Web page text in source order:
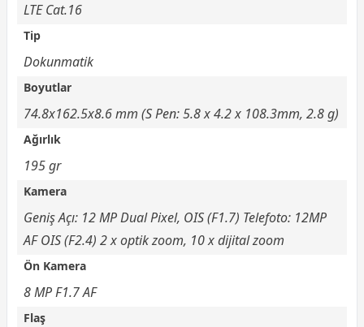
LTE Cat.16
Tip
Dokunmatik
Boyutlar
74.8x162.5x8.6 mm (S Pen: 5.8 x 4.2 x 108.3mm, 2.8 g)
Ağırlık
195 gr
Kamera
Geniş Açı: 12 MP Dual Pixel, OIS (F1.7) Telefoto: 12MP
AF OIS (F2.4) 2 x optik zoom, 10 x dijital zoom
Ön Kamera
8 MP F1.7 AF
Flaş